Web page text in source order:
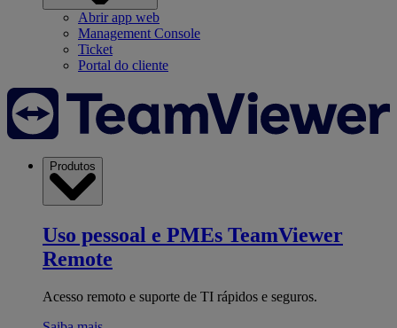
Abrir app web
Management Console
Ticket
Portal do cliente
Produtos
Uso pessoal e PMEs TeamViewer
Remote
Acesso remoto e suporte de TI rápidos e seguros.